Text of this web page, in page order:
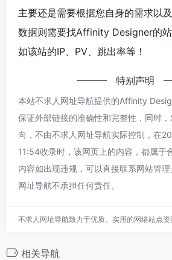
主要还是需要根据您自身的需求以
数据则需要找Affinity Designer的站
如该站的IP、PV、跳出率等！
特别声明
本站不求人网址导航提供的Affinity
保证外部链接的准确性和完整性，同时
向，不由不求人网址导航实际控制，在
11:54收录时，该网页上的内容，都属于
内容如出现违规，可以直接联系网站管
网址导航不承担任何责任。
不求人网址导航致力于优质、实用的网络站点资
相关导航